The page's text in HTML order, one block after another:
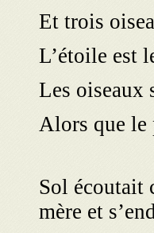
Et trois
L’étoile est
Les oiseaux
Alors que le
Sol écoutait
mère et